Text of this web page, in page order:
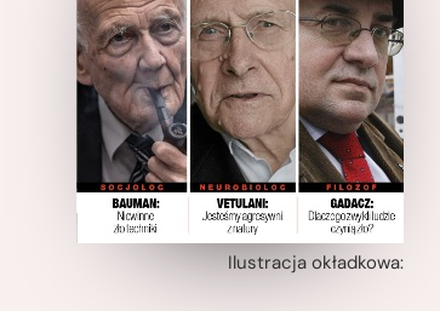
Ilustracja okładkowa: